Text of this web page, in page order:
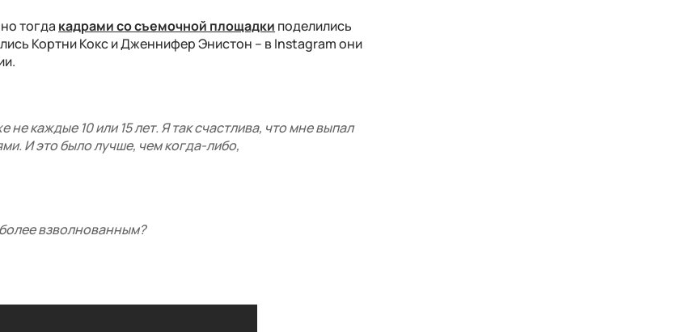
тогда кадрами со съемочной площадки поделились
Кортни Кокс и Дженнифер Энистон – в Instagram они
каждые 10 или 15 лет. Я так счастлива, что мне выпал
И это было лучше, чем когда-либо,
взволнованным?